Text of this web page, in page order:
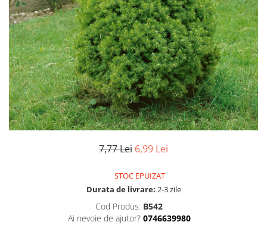
7,77 Lei 6,99 Lei
STOC EPUIZAT
Durata de livrare: 2-3 zile
Cod Produs: B542
Ai nevoie de ajutor? 0746639980